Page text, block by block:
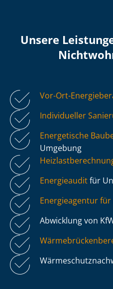
Unsere
Vor-Ort-
Individueller
Energetische
Umgebung
Energieauditfür
Energieagentur
Abwicklung von